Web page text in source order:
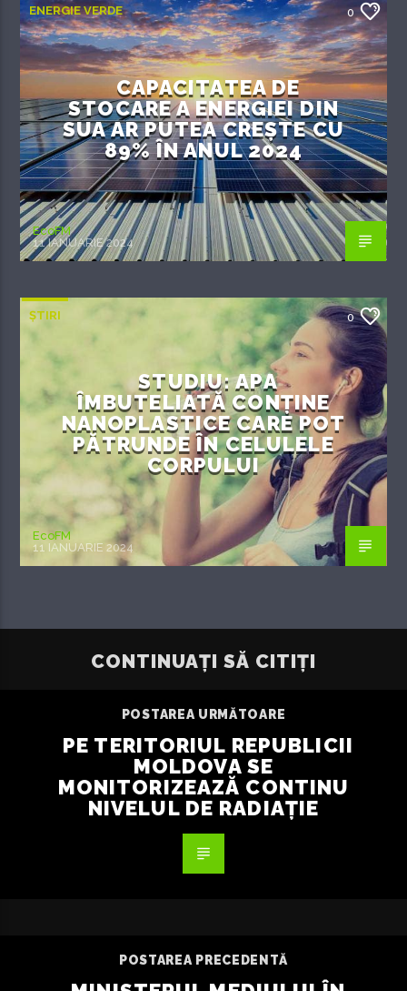
ENERGIE VERDE 0
CAPACITATEA DE
STOCARE A ENERGIEI DIN
SUA AR PUTEA CREȘTE CU
89% ÎN ANUL 2024
EcoFM
11 IANUARIE 2024
ȘTIRI 0
STUDIU: APA
ÎMBUTELIATĂ CONȚINE
NANOPLASTICE CARE POT
PĂTRUNDE ÎN CELULELE
CORPULUI
EcoFM
11 IANUARIE 2024
CONTINUAȚI SĂ CITIȚI
POSTAREA URMĂTOARE
PE TERITORIUL REPUBLICII
MOLDOVA SE
MONITORIZEAZĂ CONTINU
NIVELUL DE RADIAȚIE
POSTAREA PRECEDENTĂ